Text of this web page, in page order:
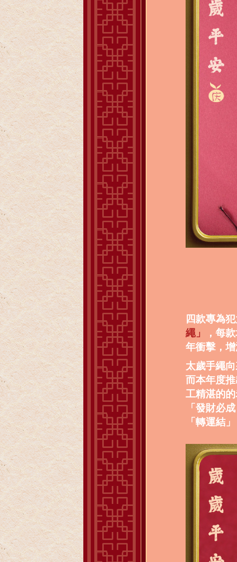
四款專為
繩」
，每
年衝擊，增
太歲手繩
而本年度
工精湛的
「發財必
「轉運結